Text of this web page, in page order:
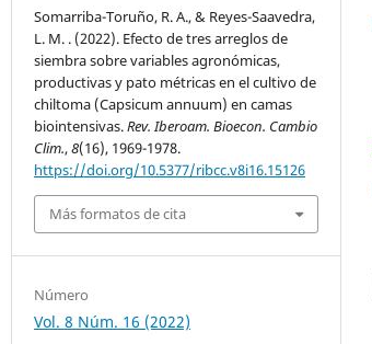
Somarriba-Toruño, R. A., & Reyes-Saavedra,
L. M. . (2022). Efecto de tres arreglos de
siembra sobre variables agronómicas,
productivas y pato métricas en el cultivo de
chiltoma (Capsicum annuum) en camas
biointensivas.Rev. Iberoam. Bioecon. Cambio
Clim.,8(16), 1969-1978.
https://doi.org/10.5377/ribcc.v8i16.15126
Más formatos de cita
Número
Vol. 8 Núm. 16 (2022)